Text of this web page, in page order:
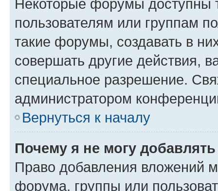
Некоторые форумы доступны
пользователям или группам
такие форумы, создавать в
совершать другие действия,
специальное разрешение.
администратором
Вернуться к началу
Почему я не могу
Право добавления вложений
форума, группы или